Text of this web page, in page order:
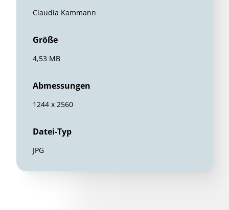
Claudia Kammann
Größe
4,53 MB
Abmessungen
1244 x 2560
Datei-Typ
JPG